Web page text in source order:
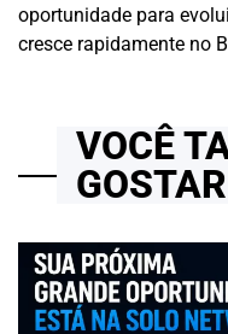
oportunidade para
cresce rapidamente no
VOCÊ
GOSTAR